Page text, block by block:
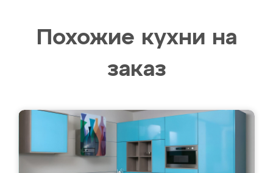
Похожие кухни на
заказ